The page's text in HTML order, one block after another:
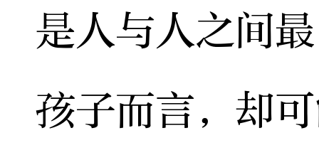
是人与人之间
孩子而言，却